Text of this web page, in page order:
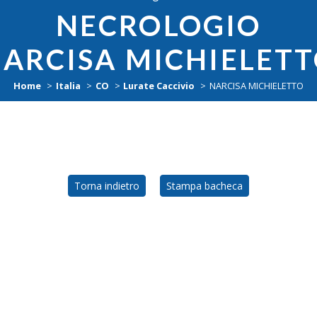
NECROLOGIO
Home Italia CO Lurate Caccivio NARCISA MICHIELETTO
Torna indietro Stampa bacheca